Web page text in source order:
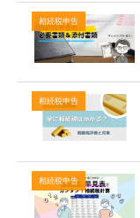
相続税申告
相続税申告
相続税申告